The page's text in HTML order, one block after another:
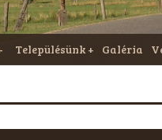
Településünk Galéria